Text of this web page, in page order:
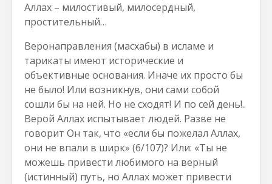
Аллах – милостивый, милосердный,
простительный…
Веронаправления (масхабы) в исламе и
тарикаты имеют исторические и
объективные основания. Иначе их просто бы
не было! Или возникнув, они сами собой
сошли бы на ней. Но не сходят! И по сей день!..
Верой Аллах испытывает людей. Разве не
говорит Он так, что «если бы пожелал Аллах,
они не впали в ширк» (6/107)? Или: «Ты не
можешь привести любимого на верный
(истинный) путь, но Аллах может привести